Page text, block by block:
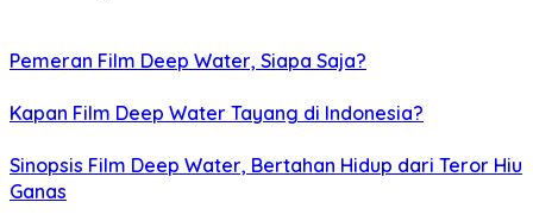
Pemeran Film Deep Water, Siapa Saja?
Kapan Film Deep Water Tayang di Indonesia?
Sinopsis Film Deep Water, Bertahan Hidup dari Teror Hiu
Ganas